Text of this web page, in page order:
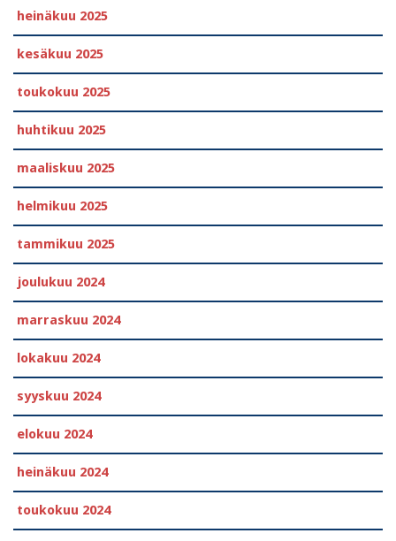
heinäkuu 2025
kesäkuu 2025
toukokuu 2025
huhtikuu 2025
maaliskuu 2025
helmikuu 2025
tammikuu 2025
joulukuu 2024
marraskuu 2024
lokakuu 2024
syyskuu 2024
elokuu 2024
heinäkuu 2024
toukokuu 2024